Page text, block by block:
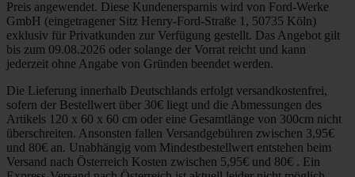
Preis angewendet. Diese Kundenersparnis wird von Ford-Werke
GmbH (eingetragener Sitz Henry-Ford-Straße 1, 50735 Köln)
exklusiv für Privatkunden zur Verfügung gestellt. Das Angebot gilt
bis zum 09.08.2026 oder solange der Vorrat reicht und kann
jederzeit ohne Angabe von Gründen beendet werden.
Die Lieferung innerhalb Deutschlands erfolgt versandkostenfrei,
sofern der Bestellwert über 30€ liegt und die Abmessungen des
Artikels 120 x 60 x 60 cm oder eine Gesamtlänge von 300cm nicht
überschreiten. Ansonsten fallen Versandgebühren zwischen 3,95€
und 80€ an. Unabhängig vom Mindestbestellwert entstehen beim
Versand nach Österreich Kosten zwischen 5,95€ und 80€ . Ein